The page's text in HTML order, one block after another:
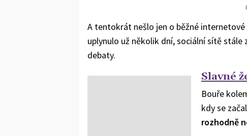
A tentokrát nešlo jen o běžné
uplynulo už několik dní, sociální sítě
debaty.
Slavné
Bouře
kdy se
rozhodně